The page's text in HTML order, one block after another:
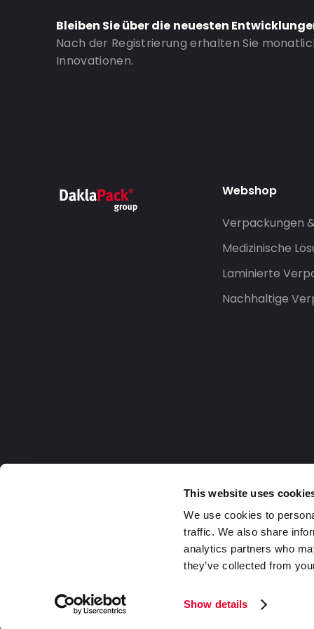
This website uses
We use cookies to
traffic. We also share
analytics partners who
they’ve collected from
Show details
Bestell-ID: 823Bleiben Sie über die neuesten
Nach der Registrierung erhalten Sie
Innovationen.
Webshop
Verpackungen
Medizinische
Laminierte
Nachhaltige
2026 DaklaPack Group. Alle Rechte